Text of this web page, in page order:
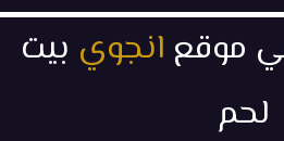
موقع انجوي بيت
لحم